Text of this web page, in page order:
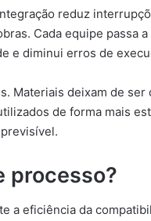
reduz
Cada equipe passa
e diminui erros de
Materiais deixam de ser
de forma mais
processo?
a eficiência da